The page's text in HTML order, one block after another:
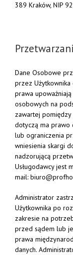
389 Kraków, NIP
Dane Osobowe
przez
prawa
osobowych na
zawartej pomiędzy
dotyczą ma prawo
lub ograniczenia
wniesienia skargi
nadzorującą
Usługodawcy jest
mail:
Administrator
Użytkownika po
zakresie na
przed sądem lub
prawa
danych.